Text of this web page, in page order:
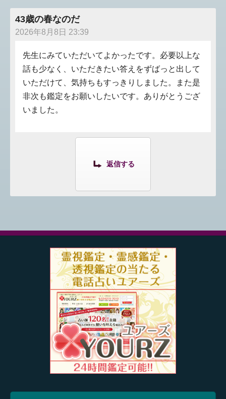
43歳の春なのだ
2026年8月8日 23:39
先生にみていただいてよかったです。必要以上な
話も少なく、いただきたい答えをずばっと出して
いただけて、気持ちもすっきりしました。また是
非次も鑑定をお願いしたいです。ありがとうござ
いました。
返信する